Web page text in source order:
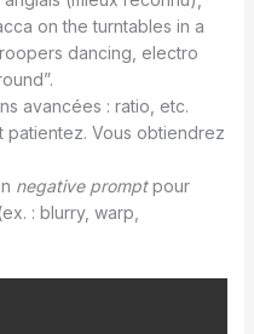
on the turntables in a
dancing, electro
avancées : ratio, etc.
patientez. Vous obtiendrez
negative promptpour
: blurry, warp,